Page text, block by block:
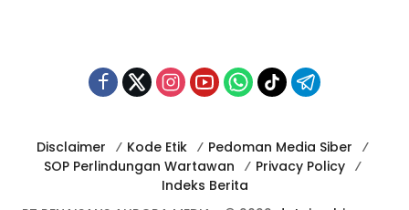
Disclaimer Kode Etik
Pedoman Media Siber
SOP Perlindungan Wartawan
Privacy Policy
Indeks Berita